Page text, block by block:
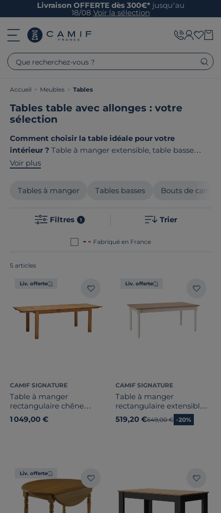
Livraison OFFERTE dès 300€* jusqu’au
18/08 Voir la sélection
Que recherchez-vous ?
Accueil > Meubles > Tables
Tables table avec allonges : votre
sélection
Comment choisir la table idéale pour votre
intérieur ? Table à manger extensible, table basse
design ou bout de canapé : chaque pièce mérite un
nous sélectionnons des tables de qualité, fabriquées
pour créer des espaces de convivialité qui
produits ? Ils sont tous
fabriqués en France ou en
Voir plus
Tables à manger Tables basses Bouts de
Filtres 1 Trier
Fabriqué en France
5 articles
Liv. offerte
CAMIF SIGNATURE
Table à manger
rectangulaire chêne
massif avec rallonges 6 à
10 personnes
1 049,00 €
Liv. offerte
CAMIF SIGNATURE
Table à manger
rectangulaire extensible
bois et blanc 6 à 10
personnes Apolline
519,20 €Ancien prix
649,00 € -20%
Liv. offerte
Bois massif
Forme
Fonctionnalité(s)
Hauteur
Profondeur
Note des clients
Stock